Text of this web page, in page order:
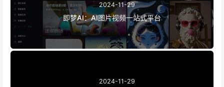
2024-11-29
即梦AI：AI图片视频一站式平台
2024-11-29